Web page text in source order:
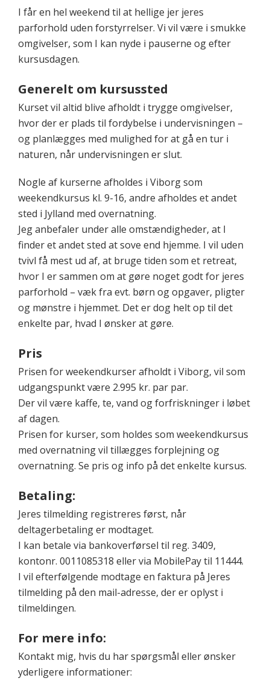
I får en hel weekend til at hellige jer jeres
parforhold uden forstyrrelser. Vi vil være i smukke
omgivelser, som I kan nyde i pauserne og efter
kursusdagen.
Generelt om kursussted
Kurset vil altid blive afholdt i trygge omgivelser,
hvor der er plads til fordybelse i undervisningen –
og planlægges med mulighed for at gå en tur i
naturen, når undervisningen er slut.
Nogle af kurserne afholdes i Viborg som
weekendkursus kl. 9-16, andre afholdes et andet
sted i Jylland med overnatning.
Jeg anbefaler under alle omstændigheder, at I
finder et andet sted at sove end hjemme. I vil uden
tvivl få mest ud af, at bruge tiden som et retreat,
hvor I er sammen om at gøre noget godt for jeres
parforhold – væk fra evt. børn og opgaver, pligter
og mønstre i hjemmet. Det er dog helt op til det
enkelte par, hvad I ønsker at gøre.
Pris
Prisen for weekendkurser afholdt i Viborg, vil som
udgangspunkt være 2.995 kr. par par.
Der vil være kaffe, te, vand og forfriskninger i løbet
af dagen.
Prisen for kurser, som holdes som weekendkursus
med overnatning vil tillægges forplejning og
overnatning. Se pris og info på det enkelte kursus.
Betaling:
Jeres tilmelding registreres først, når
deltagerbetaling er modtaget.
I kan betale via bankoverførsel til reg. 3409,
kontonr. 0011085318 eller via MobilePay til 11444.
I vil efterfølgende modtage en faktura på Jeres
tilmelding på den mail-adresse, der er oplyst i
tilmeldingen.
For mere info:
Kontakt mig, hvis du har spørgsmål eller ønsker
yderligere informationer: